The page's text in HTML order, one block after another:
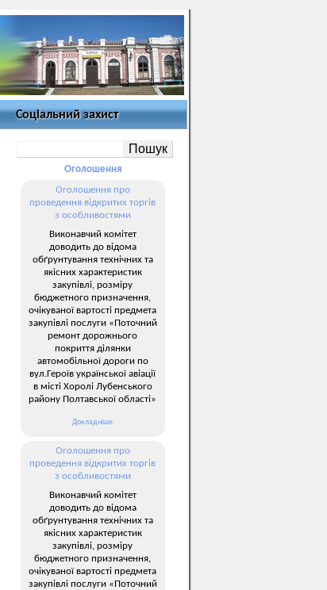
Соціальний захист
Оголошення
Оголошення про
проведення відкритих торгів
з особливостями
Виконавчий комітет
доводить до відома
обґрунтування технічних та
якісних характеристик
закупівлі, розміру
бюджетного призначення,
очікуваної вартості предмета
закупівлі послуги «Поточний
ремонт дорожнього
покриття ділянки
автомобільної дороги по
вул.Героїв української авіації
в місті Хоролі Лубенського
району Полтавської області»
Докладніше
Оголошення про
проведення відкритих торгів
з особливостями
Виконавчий комітет
доводить до відома
обґрунтування технічних та
якісних характеристик
закупівлі, розміру
бюджетного призначення,
очікуваної вартості предмета
закупівлі послуги «Поточний